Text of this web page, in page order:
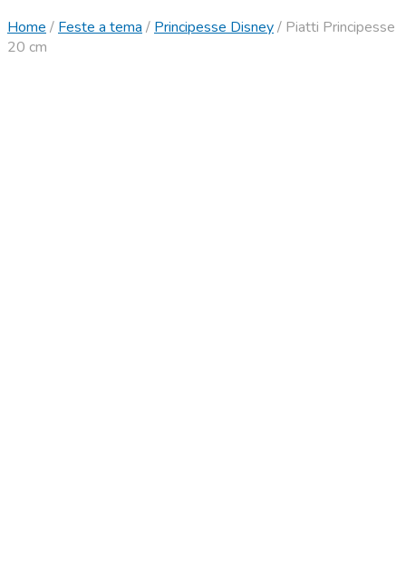
Home / Feste a tema / Principesse Disney/ Piatti Principesse
20 cm